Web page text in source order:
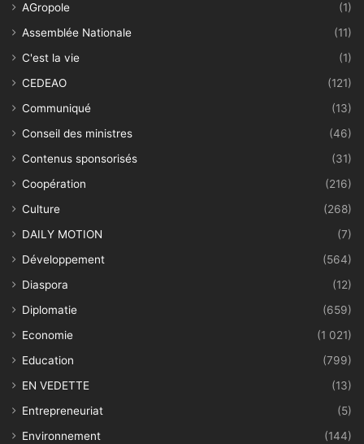
AGropole
(1)
Assemblée Nationale
(11)
C'est la vie
(1)
CEDEAO
(121)
Communiqué
(13)
Conseil des ministres
(46)
Contenus sponsorisés
(31)
Coopération
(216)
Culture
(268)
DAILY MOTION
(7)
Développement
(564)
Diaspora
(12)
Diplomatie
(659)
Economie
(1 021)
Education
(799)
EN VEDETTE
(13)
Entrepreneuriat
(5)
Environnement
(144)